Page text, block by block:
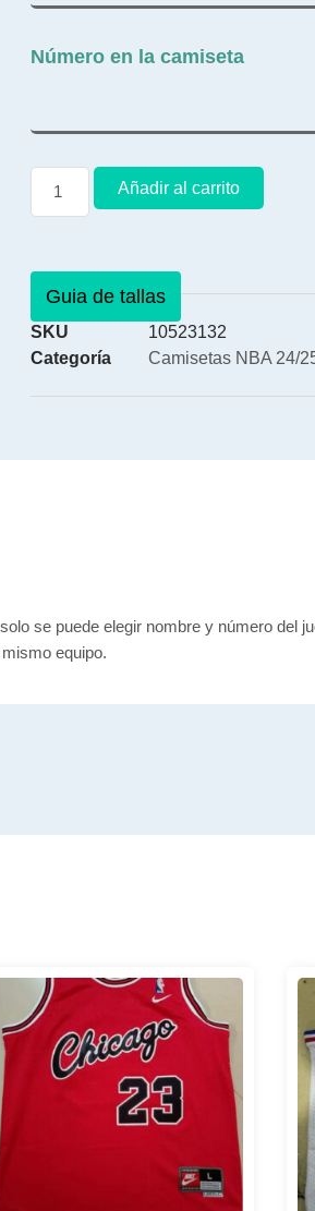
Número en la camiseta
Añadir al carrito
Guia de tallas
SKU
10523132
Categoría
Camisetas NBA 24/
se puede elegir nombre y número del
equipo.